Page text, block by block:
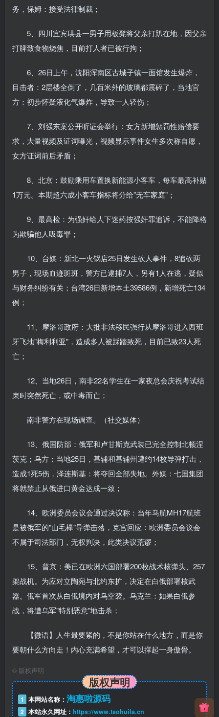
务，保姆：接受法律制裁；
5、四川宜宾珙县一男子用板凳将父亲打趴在地，因父亲
打牌致食物烧焦，目前打人者已被行拘；
6、26日上午，沈阳浑南区古城子镇一面馆发生爆炸，
目击者：2层楼全倒了，几百米外的玻璃都震碎了，当地官
方：初步怀疑液化气爆炸，导致一人轻伤；
7、刘强东案公开听证会举行：女方新增惩罚性赔偿要
求，大量视频及证词曝光，视频显示事件女生多次称自愿，
女方证词前后矛盾；
8、北京：鼓励乘用车置换新能源小客车，每车最高补贴
1万元。本期超六成小客车指标将分给"无车家庭"；
9、最高检：为强奸给人下迷药按强奸罪追诉，不能降格
为欺骗他人吸毒罪；
10、台媒：新北一火锅店25日发生砍人事件，8追砍两
男子，现场血迹斑斑，警方已逮捕7人，另有1人在逃，疑似
与财务纠纷有关；台湾26日新增本土39586例，新增死亡134
例；
11、摩洛哥政府：大批非法移民强行从摩洛哥进入西班
牙飞地"梅利利亚"，造成多人被踩踏致死，目前已致23人死
亡；
12、当地26日，南非22名学生在一家夜总会庆祝考试结
束时突然死亡，或中毒而亡；
南非警方在现场调查。（社交媒体）
13、俄国防部：俄军和卢甘斯克武装已完全控制北顿涅
茨克；乌方：当地25日，基辅和基辅州遭约14枚导弹打击，
造成1死5伤，泽连斯基：将夺回全部失地。外媒：七国集团
将就禁止从俄进口黄金达成一致；
14、欧洲委员会议会通过决议称：当年马航MH17航班
是被俄军的"山毛榉"导弹击落，克宫回应：欧洲委员会议会
不属于司法部门，无权判决，此类决议荒谬；
15、普京：美已在欧洲六国部署200枚战术核弹头、257
架战机。为应对立陶宛与北约东扩，决定在白俄部署核武
器。俄军首次从白俄境内对乌空袭。乌克兰：如果白俄参
战，将遭乌军"特别恶意"地击杀；
【微语】人生最要紧的，不是你站在什么地方，而是你
要朝什么方向走！内心充满希望，才可以撑起一身傲骨。
© 版权声明
版权声明
1 本网站名称： 淘惠啦源码
2 本站永久网址： https://www.taohuila.cn